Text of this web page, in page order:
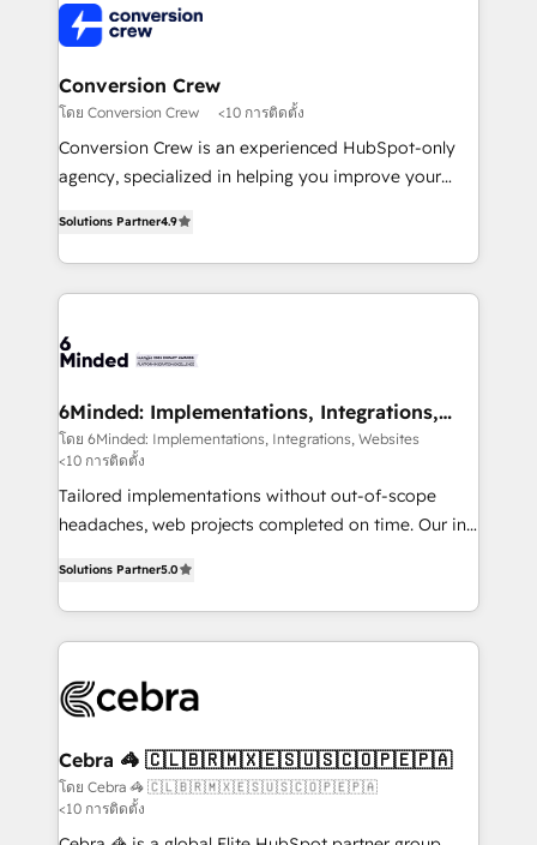
what matters most: growing your business and
wowing your customers. Let’s make HubSpot work
Implementation & Migration · Native & Custom
Integrations · Custom Development · CPQ & FSM ·
Reporting & Analytics · GTM Architecture · Sales &
Marketing Enablement If you’re ready to elevate
HubSpot from “just your CRM” to your growth
infrastructure—let’s talk.
Conversion Crew
โดย Conversion Crew <10 การติดตั้ง
Conversion Crew is an experienced HubSpot-only
agency, specialized in helping you improve your
Implementing HubSpot (CRM, Marketing, Sales,
Service and Operations) - Developing fast, good-
looking websites in the HubSpot CMS - Building
systems you use You need a clear method to reach
current processes together, from which we create a
focused action plan. By implementing these steps in
your day-to-day business, you will start to see
results fast. This creates space for growth! Want to
know how we can help? Contact us to set up a
Solutions Partner4.9
6Minded: Implementations, Integrations,
Websites
โดย 6Minded: Implementations, Integrations, Websites
<10 การติดตั้ง
Tailored implementations without out-of-scope
headaches, web projects completed on time. Our in-
developers, designers, and marketers handles all
aspects of your HubSpot. ✨ 400+ global clients ✨
100+ seamless migrations from 15+ different CRMs
implementations, and 5,000+ pages ✨ CS: Clients
CS: 245% organic growth & +751% new visitors for a
full-funnel HubSpot project ✨ CS: 415% conversion
boost with a new HubSpot site Recognized leaders:
Solutions Partner5.0
Cebra 🦓 🇨🇱🇧🇷🇲🇽🇪🇸🇺🇸🇨🇴🇵🇪🇵🇦
โดย Cebra 🦓 🇨🇱🇧🇷🇲🇽🇪🇸🇺🇸🇨🇴🇵🇪🇵🇦
<10 การติดตั้ง